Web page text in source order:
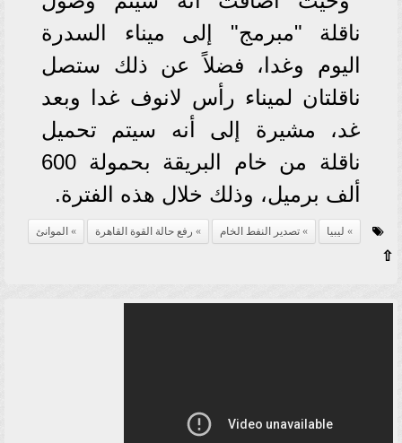
ناقلة "مبرمج" إلى ميناء السدرة
اليوم وغدا، فضلاً عن ذلك ستصل
ناقلتان لميناء رأس لانوف غدا وبعد
غد، مشيرة إلى أنه سيتم تحميل
ناقلة من خام البريقة بحمولة 600
ألف برميل، وذلك خلال هذه الفترة.
ليبيا تصدير النفط الخام رفع حالة القوة القاهرة الموانئ
⇧